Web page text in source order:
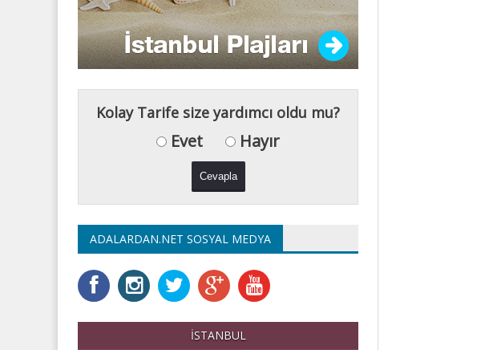
Kolay Tarife size yardımcı oldu mu?
Evet Hayır
ADALARDAN.NET SOSYAL MEDYA
İSTANBUL